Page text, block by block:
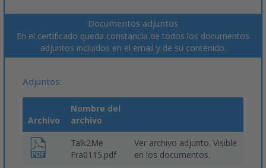
Documentos adjuntos
En el certificado queda constancia de todos los documentos
adjuntos incluidos en el email y de su contenido.
Adjuntos:
Archivo
Nombre del
archivo
Talk2Me
Fra0115.pdf
Ver archivo adjunto. Visible
en los documentos.